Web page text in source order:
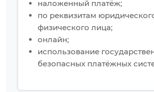
наложенный платёж;
по реквизитам
физического лица;
онлайн;
использование
безопасных платёжных